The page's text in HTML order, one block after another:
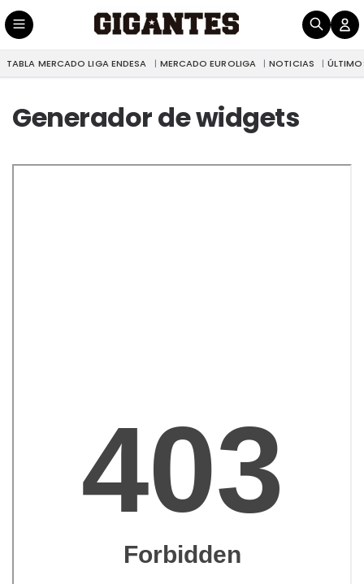
TABLA MERCADO LIGA ENDESA MERCADO EUROLIGA NOTICIAS
Generador de widgets